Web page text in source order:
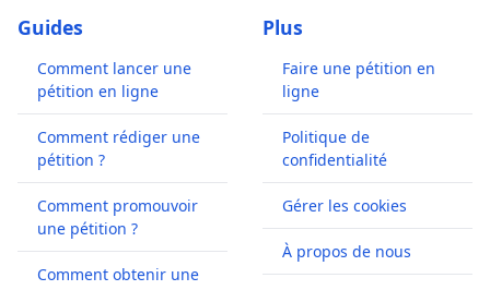
Guides
Comment lancer une
pétition en ligne
Comment rédiger une
pétition ?
Comment promouvoir
une pétition ?
Comment obtenir une
Plus
Faire une pétition en
ligne
Politique de
confidentialité
Gérer les cookies
À propos de nous